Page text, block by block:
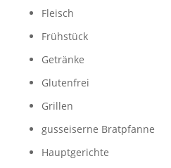
Fleisch
Frühstück
Getränke
Glutenfrei
Grillen
gusseiserne Bratpfanne
Hauptgerichte